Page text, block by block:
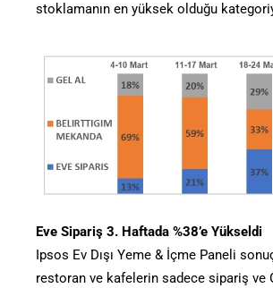
stoklamanın en yüksek olduğu
Eve Sipariş 3. Haftada %38’e Yükseldi
Ipsos Ev Dışı Yeme & İçme Paneli
restoran ve kafelerin sadece sipariş ve